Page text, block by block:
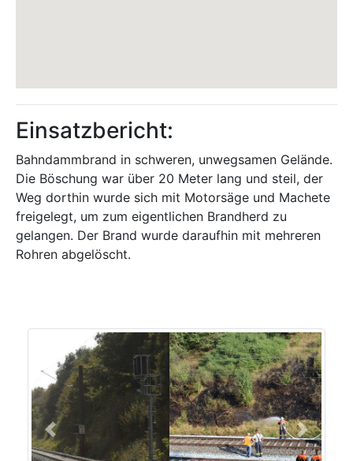
Einsatzbericht:
Bahndammbrand in schweren, unwegsamen Gelände.
Die Böschung war über 20 Meter lang und steil, der
Weg dorthin wurde sich mit Motorsäge und Machete
freigelegt, um zum eigentlichen Brandherd zu
gelangen. Der Brand wurde daraufhin mit mehreren
Rohren abgelöscht.
Previous Next